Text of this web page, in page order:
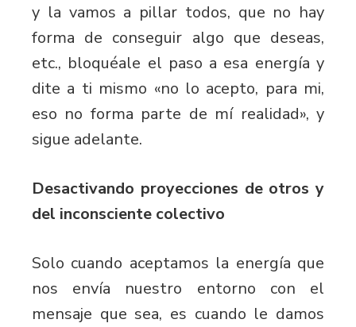
y la vamos a pillar todos, que no hay
forma de conseguir algo que deseas,
etc., bloquéale el paso a esa energía y
dite a ti mismo «no lo acepto, para mi,
eso no forma parte de mí realidad», y
sigue adelante.
Desactivando proyecciones de otros y
del inconsciente colectivo
Solo cuando aceptamos la energía que
nos envía nuestro entorno con el
mensaje que sea, es cuando le damos